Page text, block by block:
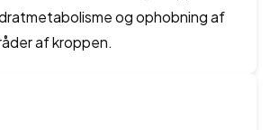
og ophobning af
af kroppen.